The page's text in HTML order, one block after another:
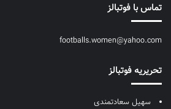
تماس با فوتبالز
footballs.women@yahoo.com
تحریریه فوتبالز
سهیل سعادتمندی